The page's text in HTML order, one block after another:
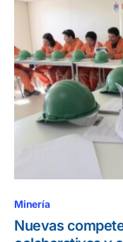
Minería
Nuevas